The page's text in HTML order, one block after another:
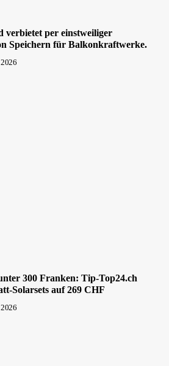
verbietet per einstweiliger
Speichern für Balkonkraftwerke.
300 Franken: Tip-Top24.ch
Solarsets auf 269 CHF